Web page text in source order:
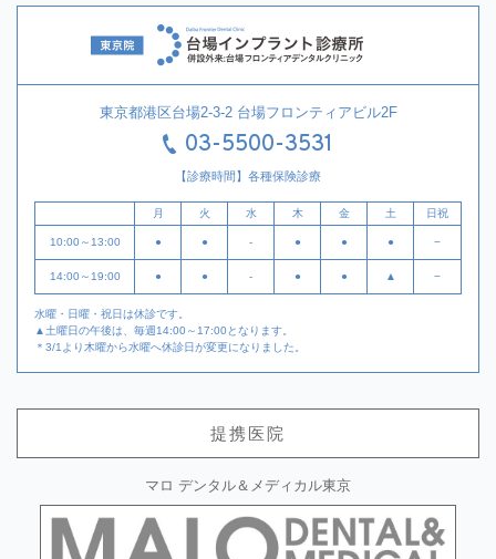
東京都港区台場2-3-2 台場フロンティアビル2F
03-5500-3531
【診療時間】各種保険診療
月 火 水 木 金 土 日祝
10:00～13:00 ● ● - ● ● ● −
14:00～19:00 ● ● - ● ● ▲ −
水曜・日曜・祝日は休診です。
▲土曜日の午後は、毎週14:00～17:00となります。
＊3/1より木曜から水曜へ休診日が変更になりました。
提携医院
マロ デンタル＆メディカル東京